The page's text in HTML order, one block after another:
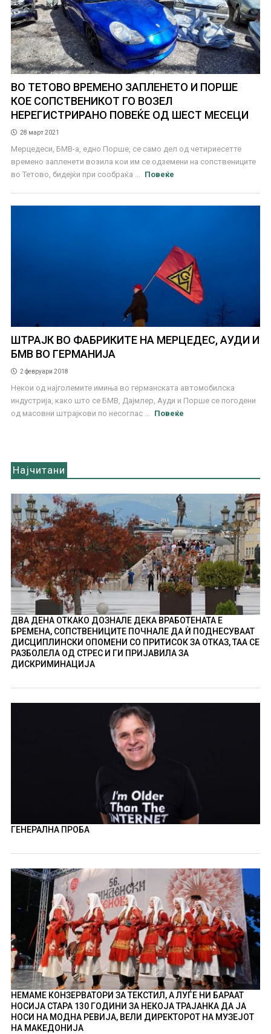
ВО ТЕТОВО ВРЕМЕНО ЗАПЛЕНЕТО И ПОРШЕ
КОЕ СОПСТВЕНИКОТ ГО ВОЗЕЛ
НЕРЕГИСТРИРАНО ПОВЕЌЕ ОД ШЕСТ МЕСЕЦИ
28 март 2021
Мерцедеси, БМВ-а, едно Порше, се само дел од четириесетте
времено запленети возила кои им се одземени на сопствениците
во Тетово, бидејќи при сообраќа ...
Повеќе
ШТРАЈК ВО ФАБРИКИТЕ НА МЕРЦЕДЕС, АУДИ И
БМВ ВО ГЕРМАНИЈА
2 февруари 2018
Некои од најголемите имиња во германската автомобилска
индустрија, како што се БМВ, Дајмлер, Ауди и Порше се погодени
од масовни штрајкови по несоглас ...
Повеќе
Најчитани
ДВА ДЕНА ОТКАКО ДОЗНАЛЕ ДЕКА ВРАБОТЕНАТА Е
БРЕМЕНА, СОПСТВЕНИЦИТЕ ПОЧНАЛЕ ДА Ѝ ПОДНЕСУВААТ
ДИСЦИПЛИНСКИ ОПОМЕНИ СО ПРИТИСОК ЗА ОТКАЗ, ТАА СЕ
РАЗБОЛЕЛА ОД СТРЕС И ГИ ПРИЈАВИЛА ЗА
ДИСКРИМИНАЦИЈА
ГЕНЕРАЛНА ПРОБА
НЕМАМЕ КОНЗЕРВАТОРИ ЗА ТЕКСТИЛ, А ЛУЃЕ НИ БАРААТ
НОСИЈА СТАРА 130 ГОДИНИ ЗА НЕКОЈА ТРАЈАНКА ДА ЈА
НОСИ НА МОДНА РЕВИЈА, ВЕЛИ ДИРЕКТОРОТ НА МУЗЕЈОТ
НА МАКЕДОНИЈА